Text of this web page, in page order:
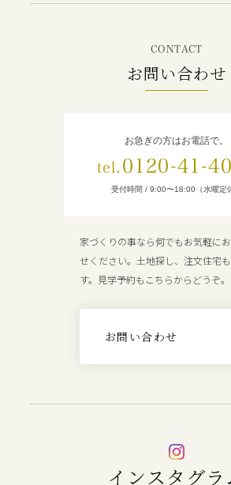
インスタグラ
CONTACT
お問い合わせ
お急ぎの方はお電話で。
tel. 0120-41-
受付時間 / 9:00〜18:00（水曜定
家づくりの事なら何でもお気軽に
せください。土地探し、注文住宅
す。見学予約もこちらからどうぞ。
お問い合わせ